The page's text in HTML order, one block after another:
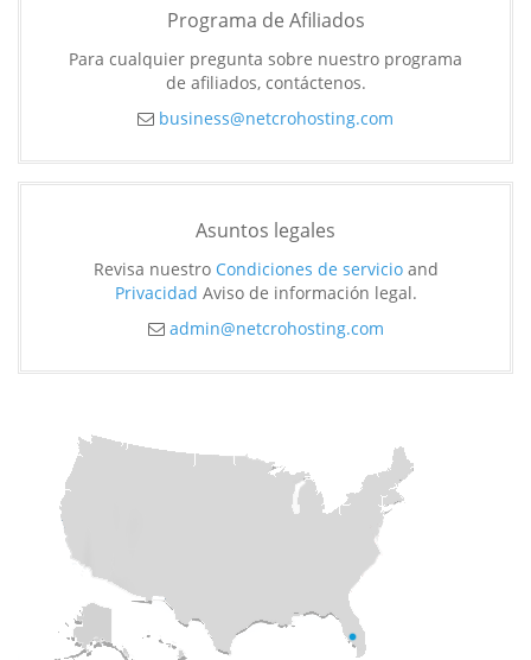
Programa de Afiliados
Para cualquier pregunta sobre nuestro programa
de afiliados, contáctenos.
business@netcrohosting.com
Asuntos legales
Revisa nuestro Condiciones de servicioand
Privacidad Aviso de información legal.
admin@netcrohosting.com